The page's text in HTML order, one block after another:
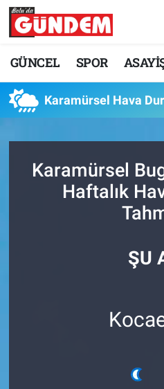
GÜNCEL SPOR
Karamürsel Hava
Karamürsel
Haftalık
ŞU
Merkez Nöbetçi
Süper Lig Puan
Tüm Manşetler